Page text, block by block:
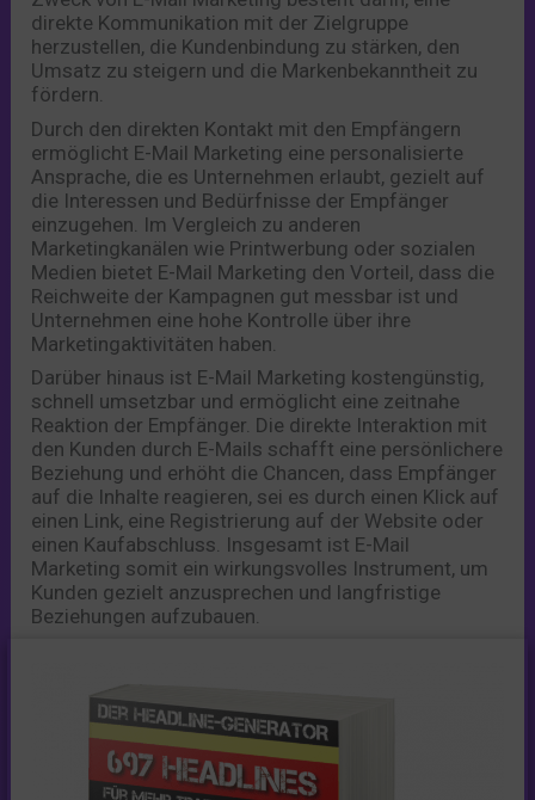
direkte Kommunikation mit der Zielgruppe
herzustellen, die Kundenbindung zu stärken, den
Umsatz zu steigern und die Markenbekanntheit zu
fördern.
Durch den direkten Kontakt mit den Empfängern
ermöglicht E-Mail Marketing eine personalisierte
Ansprache, die es Unternehmen erlaubt, gezielt auf
die Interessen und Bedürfnisse der Empfänger
einzugehen. Im Vergleich zu anderen
Marketingkanälen wie Printwerbung oder sozialen
Medien bietet E-Mail Marketing den Vorteil, dass die
Reichweite der Kampagnen gut messbar ist und
Unternehmen eine hohe Kontrolle über ihre
Marketingaktivitäten haben.
Darüber hinaus ist E-Mail Marketing kostengünstig,
schnell umsetzbar und ermöglicht eine zeitnahe
Reaktion der Empfänger. Die direkte Interaktion mit
den Kunden durch E-Mails schafft eine persönlichere
Beziehung und erhöht die Chancen, dass Empfänger
auf die Inhalte reagieren, sei es durch einen Klick auf
einen Link, eine Registrierung auf der Website oder
einen Kaufabschluss. Insgesamt ist E-Mail
Marketing somit ein wirkungsvolles Instrument, um
Kunden gezielt anzusprechen und langfristige
Beziehungen aufzubauen.